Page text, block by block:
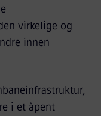
virkelige og
innen
i et åpent